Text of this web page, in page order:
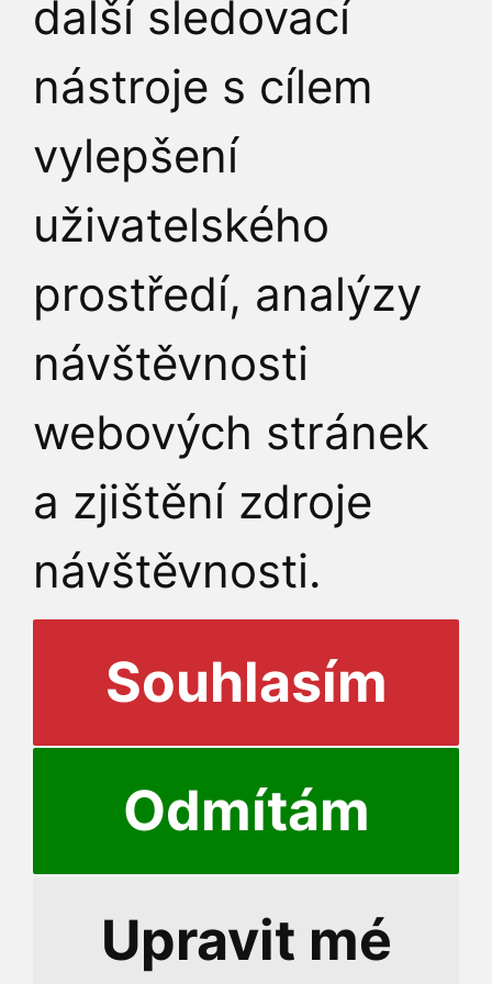
další sledovací
nástroje s cílem
vylepšení
uživatelského
prostředí, analýzy
návštěvnosti
webových stránek
a zjištění zdroje
návštěvnosti.
Souhlasím
Odmítám
Upravit mé
Přihlášení do